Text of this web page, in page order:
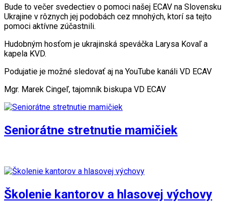
Bude to večer svedectiev o pomoci našej ECAV na Slovensku
Ukrajine v rôznych jej podobách cez mnohých, ktorí sa tejto
pomoci aktívne zúčastnili.
Hudobným hosťom je ukrajinská speváčka Larysa Kovaľ a
kapela KVD.
Podujatie je možné sledovať aj na YouTube kanáli VD ECAV
Mgr. Marek Cingeľ, tajomník biskupa VD ECAV
Seniorátne stretnutie mamičiek
Školenie kantorov a hlasovej výchovy